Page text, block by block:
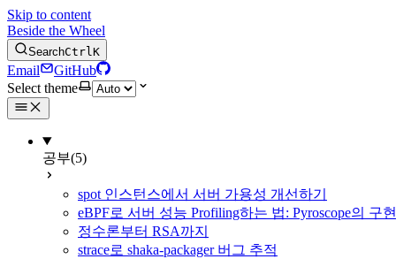
Skip to content
Beside the Wheel
SearchCtrlK
Email
GitHub
Select theme
공부(5)
spot 인스턴스에서 서버 가용성 개선하기
eBPF로 서버 성능 Profiling하는 법: Pyroscope의 구
정수론부터 RSA까지
strace로 shaka-packager 버그 추적